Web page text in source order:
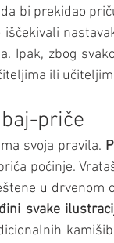
bi prekidao
Ipak, zbog
ili
priče
svoja pravila.
počinje.
u drvenom
svake